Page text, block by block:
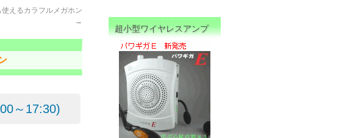
えるカラフルメガホン
→
～17:30)
超小型ワイヤレスアンプ